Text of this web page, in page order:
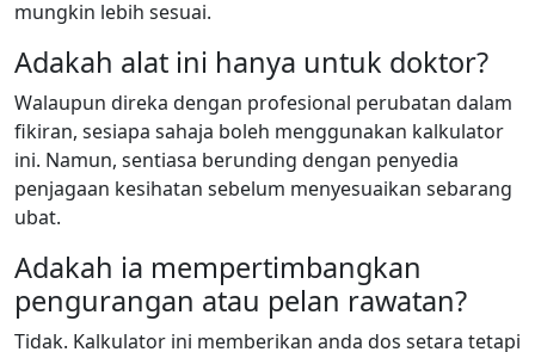
mungkin lebih sesuai.
Adakah alat ini hanya untuk doktor?
Walaupun direka dengan profesional perubatan dalam
fikiran, sesiapa sahaja boleh menggunakan kalkulator
ini. Namun, sentiasa berunding dengan penyedia
penjagaan kesihatan sebelum menyesuaikan sebarang
ubat.
Adakah ia mempertimbangkan
pengurangan atau pelan rawatan?
Tidak. Kalkulator ini memberikan anda dos setara tetapi